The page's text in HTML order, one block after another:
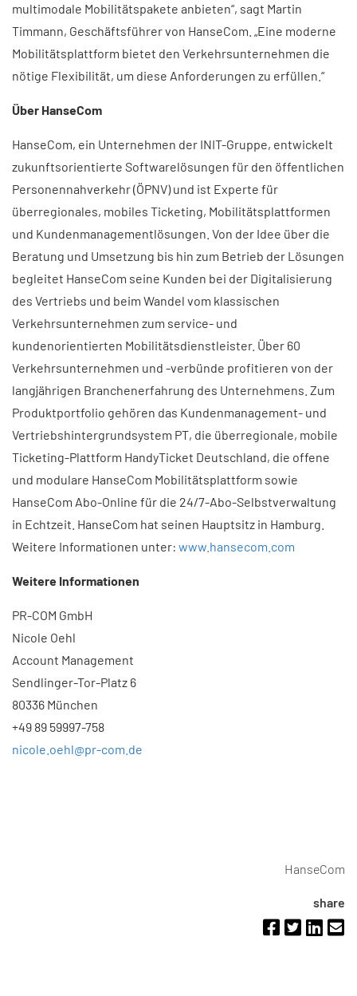
multimodale Mobilitätspakete anbieten“, sagt Martin
Timmann, Geschäftsführer von HanseCom. „Eine moderne
Mobilitätsplattform bietet den Verkehrsunternehmen die
nötige Flexibilität, um diese Anforderungen zu erfüllen.“
Über HanseCom
HanseCom, ein Unternehmen der INIT-Gruppe, entwickelt
zukunftsorientierte Softwarelösungen für den öffentlichen
Personennahverkehr (ÖPNV) und ist Experte für
überregionales, mobiles Ticketing, Mobilitätsplattformen
und Kundenmanagementlösungen. Von der Idee über die
Beratung und Umsetzung bis hin zum Betrieb der Lösungen
begleitet HanseCom seine Kunden bei der Digitalisierung
des Vertriebs und beim Wandel vom klassischen
Verkehrsunternehmen zum service- und
kundenorientierten Mobilitätsdienstleister. Über 60
Verkehrsunternehmen und -verbünde profitieren von der
langjährigen Branchenerfahrung des Unternehmens. Zum
Produktportfolio gehören das Kundenmanagement- und
Vertriebshintergrundsystem PT, die überregionale, mobile
Ticketing-Plattform HandyTicket Deutschland, die offene
und modulare HanseCom Mobilitätsplattform sowie
HanseCom Abo-Online für die 24/7-Abo-Selbstverwaltung
in Echtzeit. HanseCom hat seinen Hauptsitz in Hamburg.
Weitere Informationen unter: www.hansecom.com
Weitere Informationen
​PR-COM GmbH
Nicole Oehl
Account Management
Sendlinger-Tor-Platz 6
80336 München
+49 89 59997-758
nicole.oehl@pr-com.de
HanseCom
share